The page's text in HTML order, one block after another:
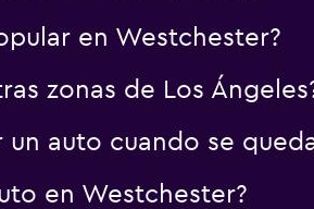
en Westchester?
zonas de Los
auto cuando se
en Westchester?